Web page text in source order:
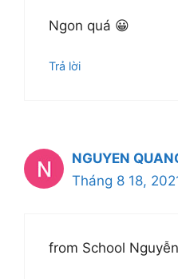
Ngon quá 😀
Trả lời
NGUYEN
Tháng 8 18,
from School